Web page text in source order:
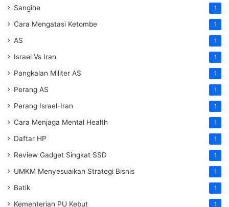
Sangihe 1
Cara Mengatasi Ketombe 1
AS 1
Israel Vs Iran 1
Pangkalan Militer AS 1
Perang AS 1
Perang Israel-Iran 1
Cara Menjaga Mental Health 1
Daftar HP 1
Review Gadget Singkat SSD 1
UMKM Menyesuaikan Strategi Bisnis 1
Batik 1
Kementerian PU Kebut 1